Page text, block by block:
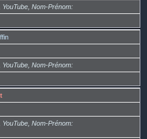
Nom-Prénom
Nom-Prénom
Nom-Prénom